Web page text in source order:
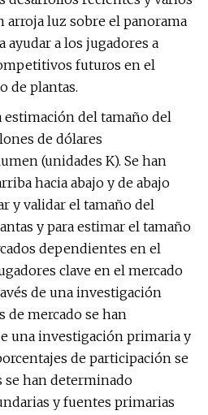
arroja luz sobre el panorama
ayudar a los jugadores a
futuros en el
de plantas.
del tamaño del
de dólares
(unidades K). Se han
hacia abajo y de abajo
y validar el tamaño del
y para estimar el tamaño
dependientes en el
clave en el mercado
de una investigación
de mercado se han
una investigación primaria y
de participación se
se han determinado
y fuentes primarias